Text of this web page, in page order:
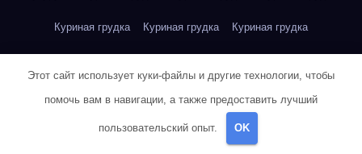
Куриная грудка Куриная грудка Куриная грудка
Куриная грудка Куриная грудка Куриная грудка
Куриная грудка Куриная грудка Куриная грудка
Этот сайт использует куки-файлы и другие технологии, чтобы
помочь вам в навигации, а также предоставить лучший
пользовательский опыт. OK